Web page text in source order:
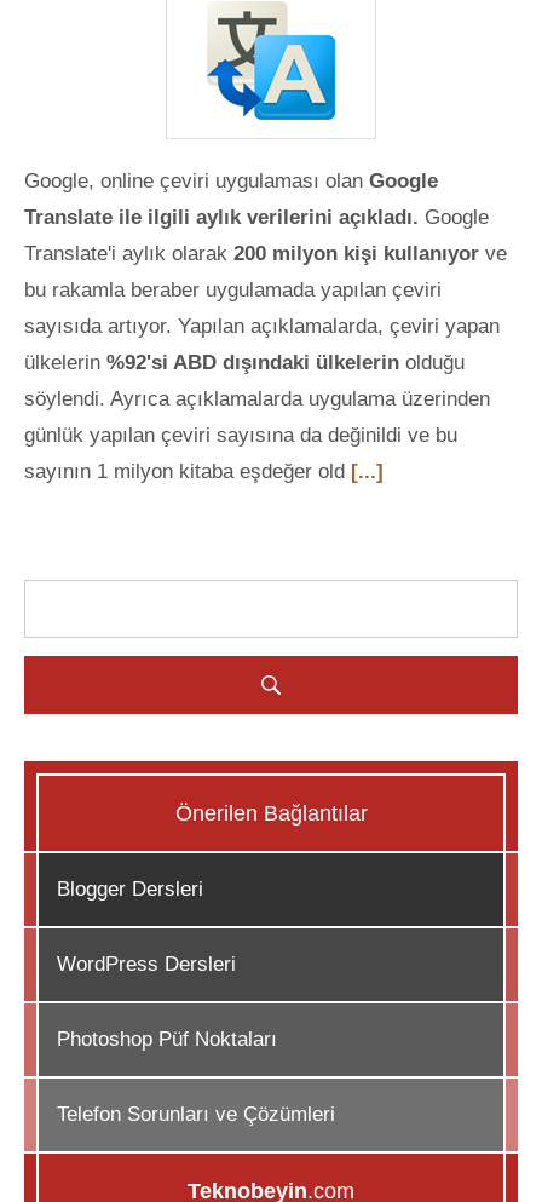
Google, online çeviri uygulaması olan Google
Translate ile ilgili aylık verilerini açıkladı. Google
Translate'i aylık olarak 200 milyon kişi kullanıyor ve
bu rakamla beraber uygulamada yapılan çeviri
sayısıda artıyor. Yapılan açıklamalarda, çeviri yapan
ülkelerin %92'si ABD dışındaki ülkelerin olduğu
söylendi. Ayrıca açıklamalarda uygulama üzerinden
günlük yapılan çeviri sayısına da değinildi ve bu
sayının 1 milyon kitaba eşdeğer old [...]
Önerilen Bağlantılar
Blogger Dersleri
WordPress Dersleri
Photoshop Püf Noktaları
Telefon Sorunları ve Çözümleri
Teknobeyin.com